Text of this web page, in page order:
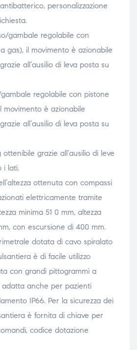
personalizzazione
gambale regolabile con
gas), il movimento è azionabile
all’ausilio di leva posta su
regolabile con pistone
movimento è azionabile
all’ausilio di leva posta su
grazie all’ausilio di leve
i lati.
ottenuta con compassi
elettricamente tramite
minima 51 0 mm, altezza
con escursione di 400 mm.
dotata di cavo spiralato
è di facile utilizzo
con grandi pittogrammi a
adatta anche per pazienti
IP66. Per la sicurezza dei
è fornita di chiave per
codice dotazione